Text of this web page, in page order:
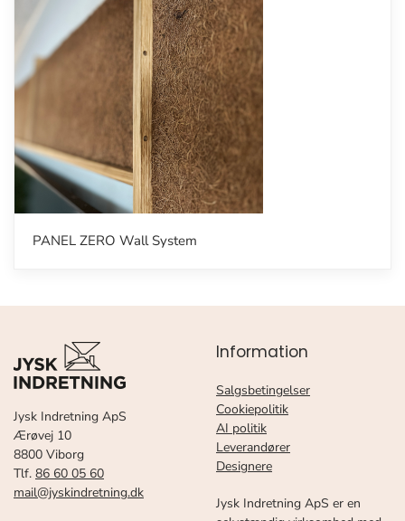
PANEL ZERO Wall System
Jysk Indretning ApS
Ærøvej 10
8800 Viborg
Tlf. 86 60 05 60
mail@jyskindretning.dk
Information
Salgsbetingelser
Cookiepolitik
AI politik
Leverandører
Designere
Jysk Indretning ApS er en